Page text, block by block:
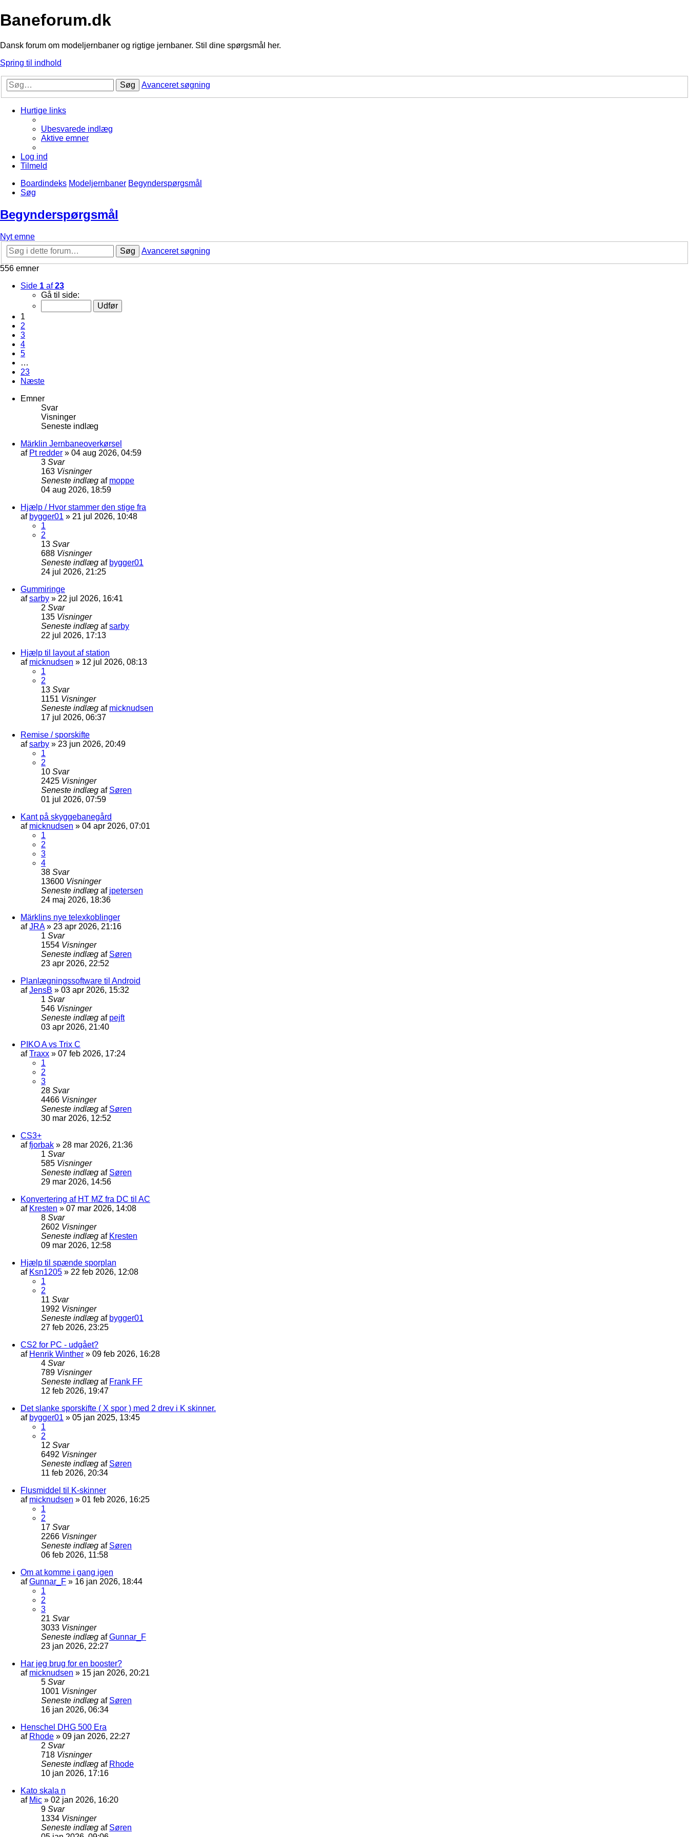
Baneforum.dk
Dansk forum om modeljernbaner og rigtige jernbaner. Stil dine spørgsmål her.
Spring til indhold
Søg Avanceret søgning
Hurtige links
Ubesvarede indlæg
Aktive emner
Log ind
Tilmeld
Boardindeks Modeljernbaner Begynderspørgsmål
Søg
Begynderspørgsmål
Nyt emne
Søg
Avanceret søgning
556 emner
Side 1 af23
Gå til side:
1
2
3
4
5
…
23
Næste
Emner
Svar
Visninger
Seneste indlæg
Märklin Jernbaneoverkørsel
af Pt redder » 04 aug 2026, 04:59
3 Svar
163 Visninger
Seneste indlæg af moppe
04 aug 2026, 18:59
Hjælp / Hvor stammer den stige fra
af bygger01 » 21 jul 2026, 10:48
1
2
13 Svar
688 Visninger
Seneste indlæg af bygger01
24 jul 2026, 21:25
Gummiringe
afsarby » 22 jul 2026, 16:41
2 Svar
135 Visninger
Seneste indlæg afsarby
22 jul 2026, 17:13
Hjælp til layout af station
af micknudsen » 12 jul 2026, 08:13
1
2
13 Svar
1151 Visninger
Seneste indlæg af micknudsen
17 jul 2026, 06:37
Remise / sporskifte
afsarby » 23 jun 2026, 20:49
1
2
10 Svar
2425 Visninger
Seneste indlæg af Søren
01 jul 2026, 07:59
Kant på skyggebanegård
af micknudsen » 04 apr 2026, 07:01
1
2
3
4
38 Svar
13600 Visninger
Seneste indlæg af jpetersen
24 maj 2026, 18:36
Märklins nye telexkoblinger
afJRA» 23 apr 2026, 21:16
1 Svar
1554 Visninger
Seneste indlæg af Søren
23 apr 2026, 22:52
Planlægningssoftware til Android
afJensB » 03 apr 2026, 15:32
1 Svar
546 Visninger
Seneste indlæg af pejft
03 apr 2026, 21:40
PIKO A vs Trix C
afTraxx » 07 feb 2026, 17:24
1
2
3
28 Svar
4466 Visninger
Seneste indlæg af Søren
30 mar 2026, 12:52
CS3+
affjorbak » 28 mar 2026, 21:36
1 Svar
585 Visninger
Seneste indlæg af Søren
29 mar 2026, 14:56
Konvertering af HT MZ fra DC til AC
af Kresten » 07 mar 2026, 14:08
8 Svar
2602 Visninger
Seneste indlæg af Kresten
09 mar 2026, 12:58
Hjælp til spænde sporplan
af Ksn1205 » 22 feb 2026, 12:08
1
2
11 Svar
1992 Visninger
Seneste indlæg af bygger01
27 feb 2026, 23:25
CS2 for PC - udgået?
af Henrik Winther » 09 feb 2026, 16:28
4 Svar
789 Visninger
Seneste indlæg af Frank FF
12 feb 2026, 19:47
Det slanke sporskifte ( X spor ) med 2 drev i K skinner.
af bygger01 » 05 jan 2025, 13:45
1
2
12 Svar
6492 Visninger
Seneste indlæg af Søren
11 feb 2026, 20:34
Flusmiddel til K-skinner
af micknudsen » 01 feb 2026, 16:25
1
2
17 Svar
2266 Visninger
Seneste indlæg af Søren
06 feb 2026, 11:58
Om at komme i gang igen
afGunnar_F » 16 jan 2026, 18:44
1
2
3
21 Svar
3033 Visninger
Seneste indlæg afGunnar_F
23 jan 2026, 22:27
Har jeg brug for en booster?
af micknudsen » 15 jan 2026, 20:21
5 Svar
1001 Visninger
Seneste indlæg af Søren
16 jan 2026, 06:34
Henschel DHG 500 Era
af Rhode » 09 jan 2026, 22:27
2 Svar
718 Visninger
Seneste indlæg af Rhode
10 jan 2026, 17:16
Kato skala n
af Mic » 02 jan 2026, 16:20
9 Svar
1334 Visninger
Seneste indlæg af Søren